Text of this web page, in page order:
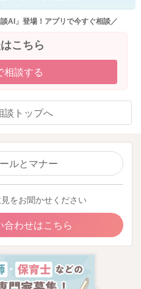
AI」登場！アプリで今すぐ相談／
こちら
相談する
談トップへ
ルとマナー
をお聞かせください
合わせはこちら